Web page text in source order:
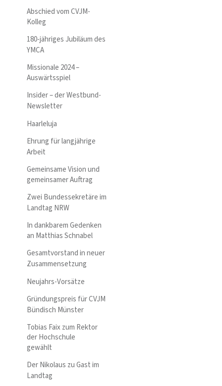
Abschied vom CVJM-
Kolleg
180-jähriges Jubiläum des
YMCA
Missionale 2024 –
Auswärtsspiel
Insider – der Westbund-
Newsletter
Haarleluja
Ehrung für langjährige
Arbeit
Gemeinsame Vision und
gemeinsamer Auftrag
Zwei Bundessekretäre im
Landtag NRW
In dankbarem Gedenken
an Matthias Schnabel
Gesamtvorstand in neuer
Zusammensetzung
Neujahrs-Vorsätze
Gründungspreis für CVJM
Bündisch Münster
Tobias Faix zum Rektor
der Hochschule
gewählt
Der Nikolaus zu Gast im
Landtag